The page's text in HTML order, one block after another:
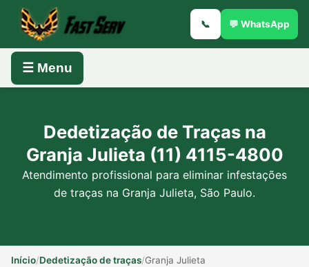
📞 💬 WhatsApp
☰ Menu
Dedetização de Traças na
Granja Julieta (11) 4115-4800
Atendimento profissional para eliminar infestações
de traças na Granja Julieta, São Paulo.
Início/Dedetização de traças/Granja Julieta